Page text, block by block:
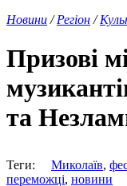
Новини /Регіон /
Призові
та
Теги: Миколаїв,
переможці, новини